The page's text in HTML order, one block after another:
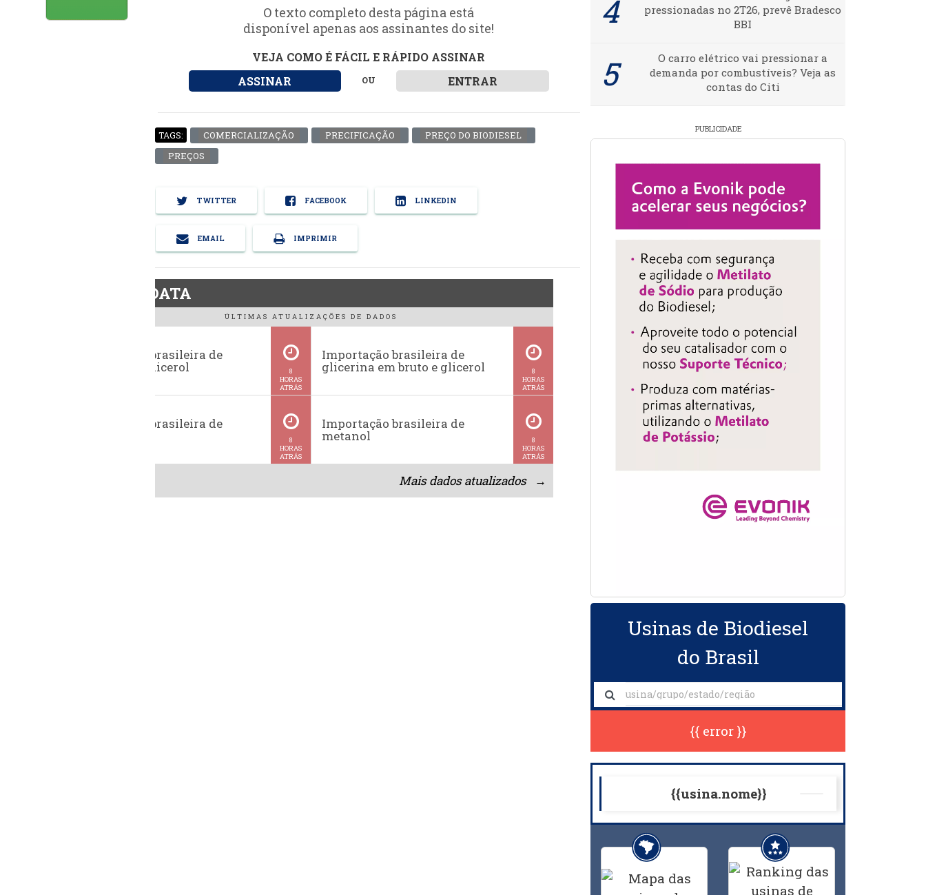
O texto completo desta página está
disponível apenas aos assinantes do site!
VEJA COMO É FÁCIL E RÁPIDO ASSINAR
ASSINAR
OU ENTRAR
TAGS: COMERCIALIZAÇÃO PRECIFICAÇÃO
PREÇO DO BIODIESEL
PREÇOS
TWITTER FACEBOOK LINKEDIN
EMAIL IMPRIMIR
BiodieselDATA
ÚLTIMAS ATUALIZAÇÕES DE DADOS
Exportação brasileira de
glicerina e glicerol
8
HORAS
ATRÁS
Importação brasileira de
glicerina em bruto e glicerol
8
HORAS
ATRÁS
Exportação brasileira de
8
HORAS
ATRÁS
Importação brasileira de
metanol
8
HORAS
ATRÁS
Mais dados atualizados →
pressionadas no 2T26, prevê Bradesco
BBI
O carro elétrico vai pressionar a
demanda por combustíveis? Veja as
contas do Citi
PUBLICIDADE
Usinas de Biodiesel
do Brasil
{{ error }}
{{usina.nome}}